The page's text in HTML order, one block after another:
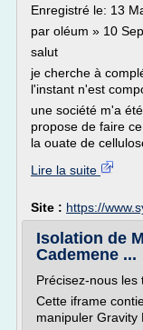
Enregistré le: 13
par oléum » 10
salut
je cherche à
l'instant n'est
une société m'a
propose de faire
la ouate de
Lire la suite
Site : https://
Isolation de
Cademene ...
Précisez-nous les
Cette iframe
manipuler Gravity